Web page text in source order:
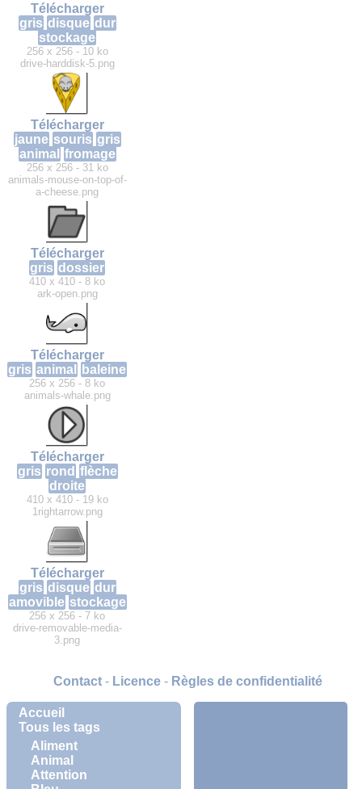
Accueil
Tous les tags
Aliment
Animal
Attention
Télécharger
gris disque dur
stockage
256 x 256 - 10 ko
drive-harddisk-5.png
Télécharger
jaune souris gris
animal fromage
256 x 256 - 31 ko
animals-mouse-on-top-of-
a-cheese.png
Télécharger
gris dossier
410 x 410 - 8 ko
ark-open.png
Télécharger
gris animal baleine
256 x 256 - 8 ko
animals-whale.png
Télécharger
gris rond flèche
droite
410 x 410 - 19 ko
1rightarrow.png
Télécharger
gris disque dur
amovible stockage
256 x 256 - 7 ko
drive-removable-media-
3.png
Contact- Licence- Règles de confidentialité